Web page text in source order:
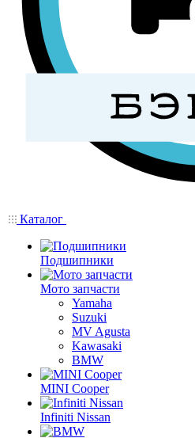
Каталог
Подшипники
Мото запчасти
Yamaha
Suzuki
MV Agusta
Kawasaki
BMW
MINI Cooper
Infiniti Nissan